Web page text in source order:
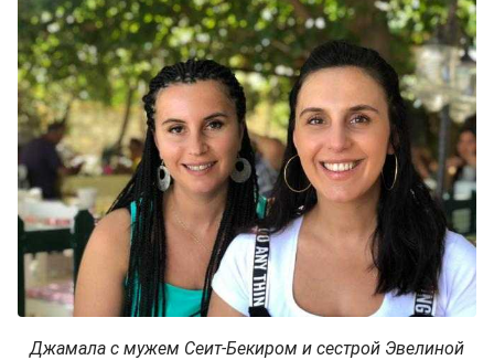
Джамала с мужем Сеит-Бекиром и сестрой Эвелиной